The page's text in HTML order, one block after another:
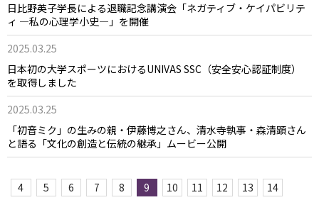
日比野英子学長による退職記念講演会「ネガティブ・ケイパビリテ
ィ ―私の心理学小史―」を開催
2025.03.25
日本初の大学スポーツにおけるUNIVAS SSC（安全安心認証制度）
を取得しました
2025.03.25
「初音ミク」の生みの親・伊藤博之さん、清水寺執事・森清顕さん
と語る「文化の創造と伝統の継承」ムービー公開
4 5 6 7 8 9 10 11 12 13 14